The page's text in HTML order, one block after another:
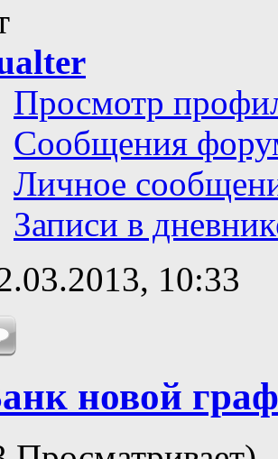
Просмотр
Сообщения
Личное
Записи в
10:33
новой